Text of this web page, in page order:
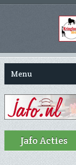
Menu
Jafo Acties